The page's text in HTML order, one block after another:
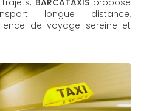
longue distance,
de voyage sereine et